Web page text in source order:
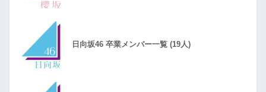
日向坂46 卒業メンバー一覧 (19人)